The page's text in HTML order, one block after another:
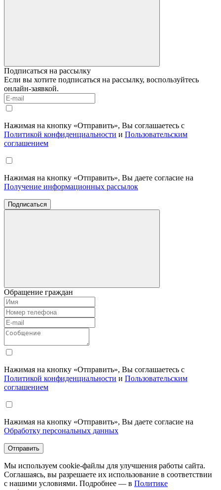
Подписаться на рассылку
Если вы хотите подписаться на рассылку, воспользуйтесь
онлайн-заявкой.
Нажимая на кнопку «Отправить», Вы соглашаетесь с
Политикой конфиденциальности и Пользовательским
соглашением
Нажимая на кнопку «Отправить», Вы даете согласие на
Получение информационных рассылок
Подписаться
Обращение граждан
Нажимая на кнопку «Отправить», Вы соглашаетесь с
Политикой конфиденциальности и Пользовательским
соглашением
Нажимая на кнопку «Отправить», Вы даете согласие на
Обработку персональных данных
Отправить
Мы используем cookie-файлы для улучшения работы сайта.
Соглашаясь, вы разрешаете их использование в соответствии
с нашими условиями. Подробнее — в Политике